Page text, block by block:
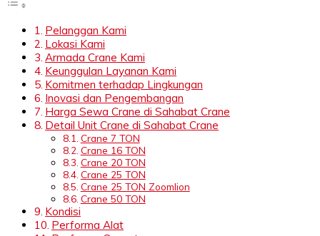
Pelanggan Kami
Lokasi Kami
Armada Crane Kami
Keunggulan Layanan Kami
Komitmen terhadap Lingkungan
Inovasi dan Pengembangan
Harga Sewa Crane di Sahabat Crane
Detail Unit Crane di Sahabat Crane
Crane 7 TON
Crane 16 TON
Crane 20 TON
Crane 25 TON
Crane 25 TON Zoomlion
Crane 50 TON
Kondisi
Performa Alat